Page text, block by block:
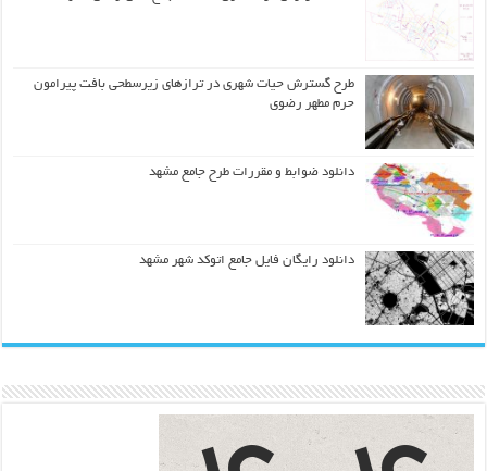
طرح گسترش حیات شهري در ترازهاي زیرسطحی بافت پیرامون
حرم مطهر رضوي
دانلود ضوابط و مقررات طرح جامع مشهد
دانلود رایگان فایل جامع اتوکد شهر مشهد